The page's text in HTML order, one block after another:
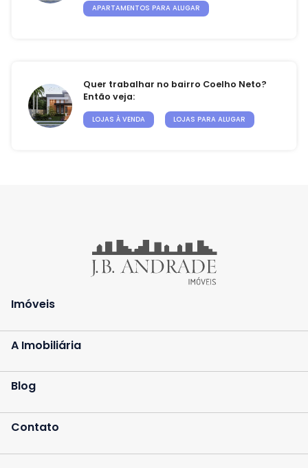
Fale conosco
Contato
Fale Conosco
Central de Atendimento
(21) 3139-9700
APARTAMENTOS PARA ALUGAR
Quer trabalhar no bairro Coelho Neto?
Então veja:
LOJAS À VENDA LOJAS PARA ALUGAR
Imóveis
A Imobiliária
Blog
Contato